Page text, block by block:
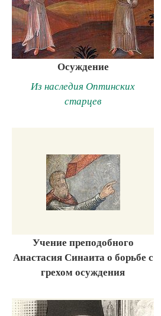
Осуждение
Из наследия Оптинских
старцев
Учение преподобного
Анастасия Синаита о борьбе с
грехом осуждения